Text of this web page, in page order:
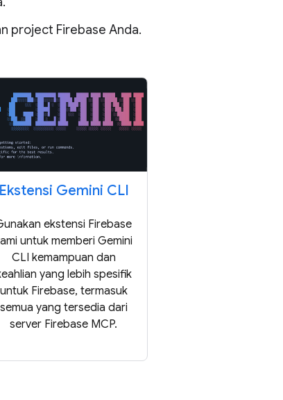
project Firebase Anda.
Ekstensi Gemini CLI
ekstensi Firebase
untuk memberi Gemini
CLI kemampuan dan
yang lebih spesifik
untuk Firebase, termasuk
semua yang tersedia dari
server Firebase MCP.